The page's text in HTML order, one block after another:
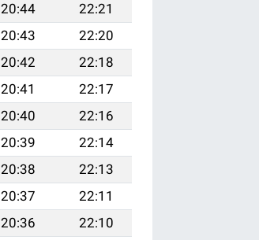
20:44
22:21
20:43
22:20
20:42
22:18
20:41
22:17
20:40
22:16
20:39
22:14
20:38
22:13
20:37
22:11
20:36
22:10